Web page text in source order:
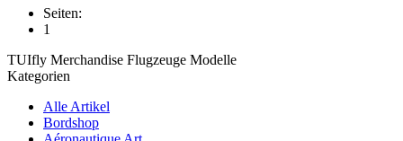
Seiten:
1
TUIfly Merchandise Flugzeuge Modelle
Kategorien
Alle Artikel
Bordshop